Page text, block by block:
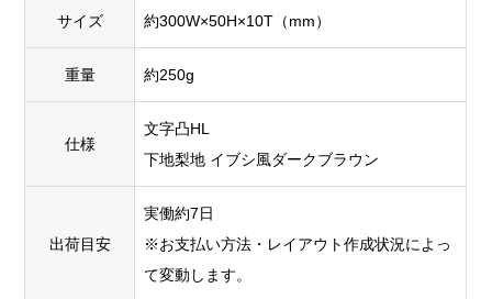
サイズ 約300W×50H×10T（mm）
重量 約250g
仕様
文字凸HL
下地梨地 イブシ風ダークブラウン
出荷目安
実働約7日
※お支払い方法・レイアウト作成状況によっ
て変動します。